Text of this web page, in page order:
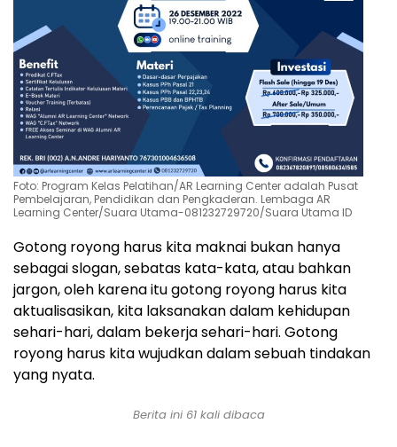
Foto: Program Kelas Pelatihan/AR Learning Center adalah Pusat
Pembelajaran, Pendidikan dan Pengkaderan. Lembaga AR
Learning Center/Suara Utama-081232729720/Suara Utama ID
Gotong royong harus kita maknai bukan hanya
sebagai slogan, sebatas kata-kata, atau bahkan
jargon, oleh karena itu gotong royong harus kita
aktualisasikan, kita laksanakan dalam kehidupan
sehari-hari, dalam bekerja sehari-hari. Gotong
royong harus kita wujudkan dalam sebuah tindakan
yang nyata.
Berita ini 61kali dibaca